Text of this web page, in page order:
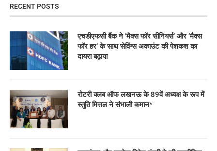
RECENT POSTS
एचडीएफसी बैंक ने ‘मैक्स फॉर सीनियर्स’ और ‘मैक्स
फॉर हर’ के साथ सेविंग्स अकाउंट की पेशकश का
दायरा बढ़ाया
रोटरी क्लब ऑफ लखनऊ के 89वें अध्यक्ष के रूप में
स्तुति मित्तल ने संभाली कमान*